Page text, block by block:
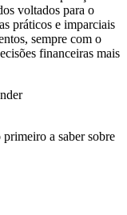
voltados para o
práticos e imparciais
sempre com o
financeiras mais
a saber sobre